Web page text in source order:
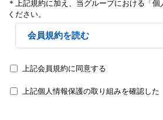
＊上記規約に加え、当グループにおける「
ください。
会員規約を読む
上記会員規約に同意する
上記個人情報保護の取り組みを確認した